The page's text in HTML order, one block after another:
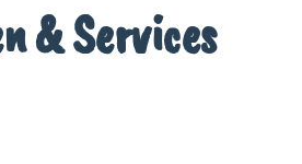
& Services